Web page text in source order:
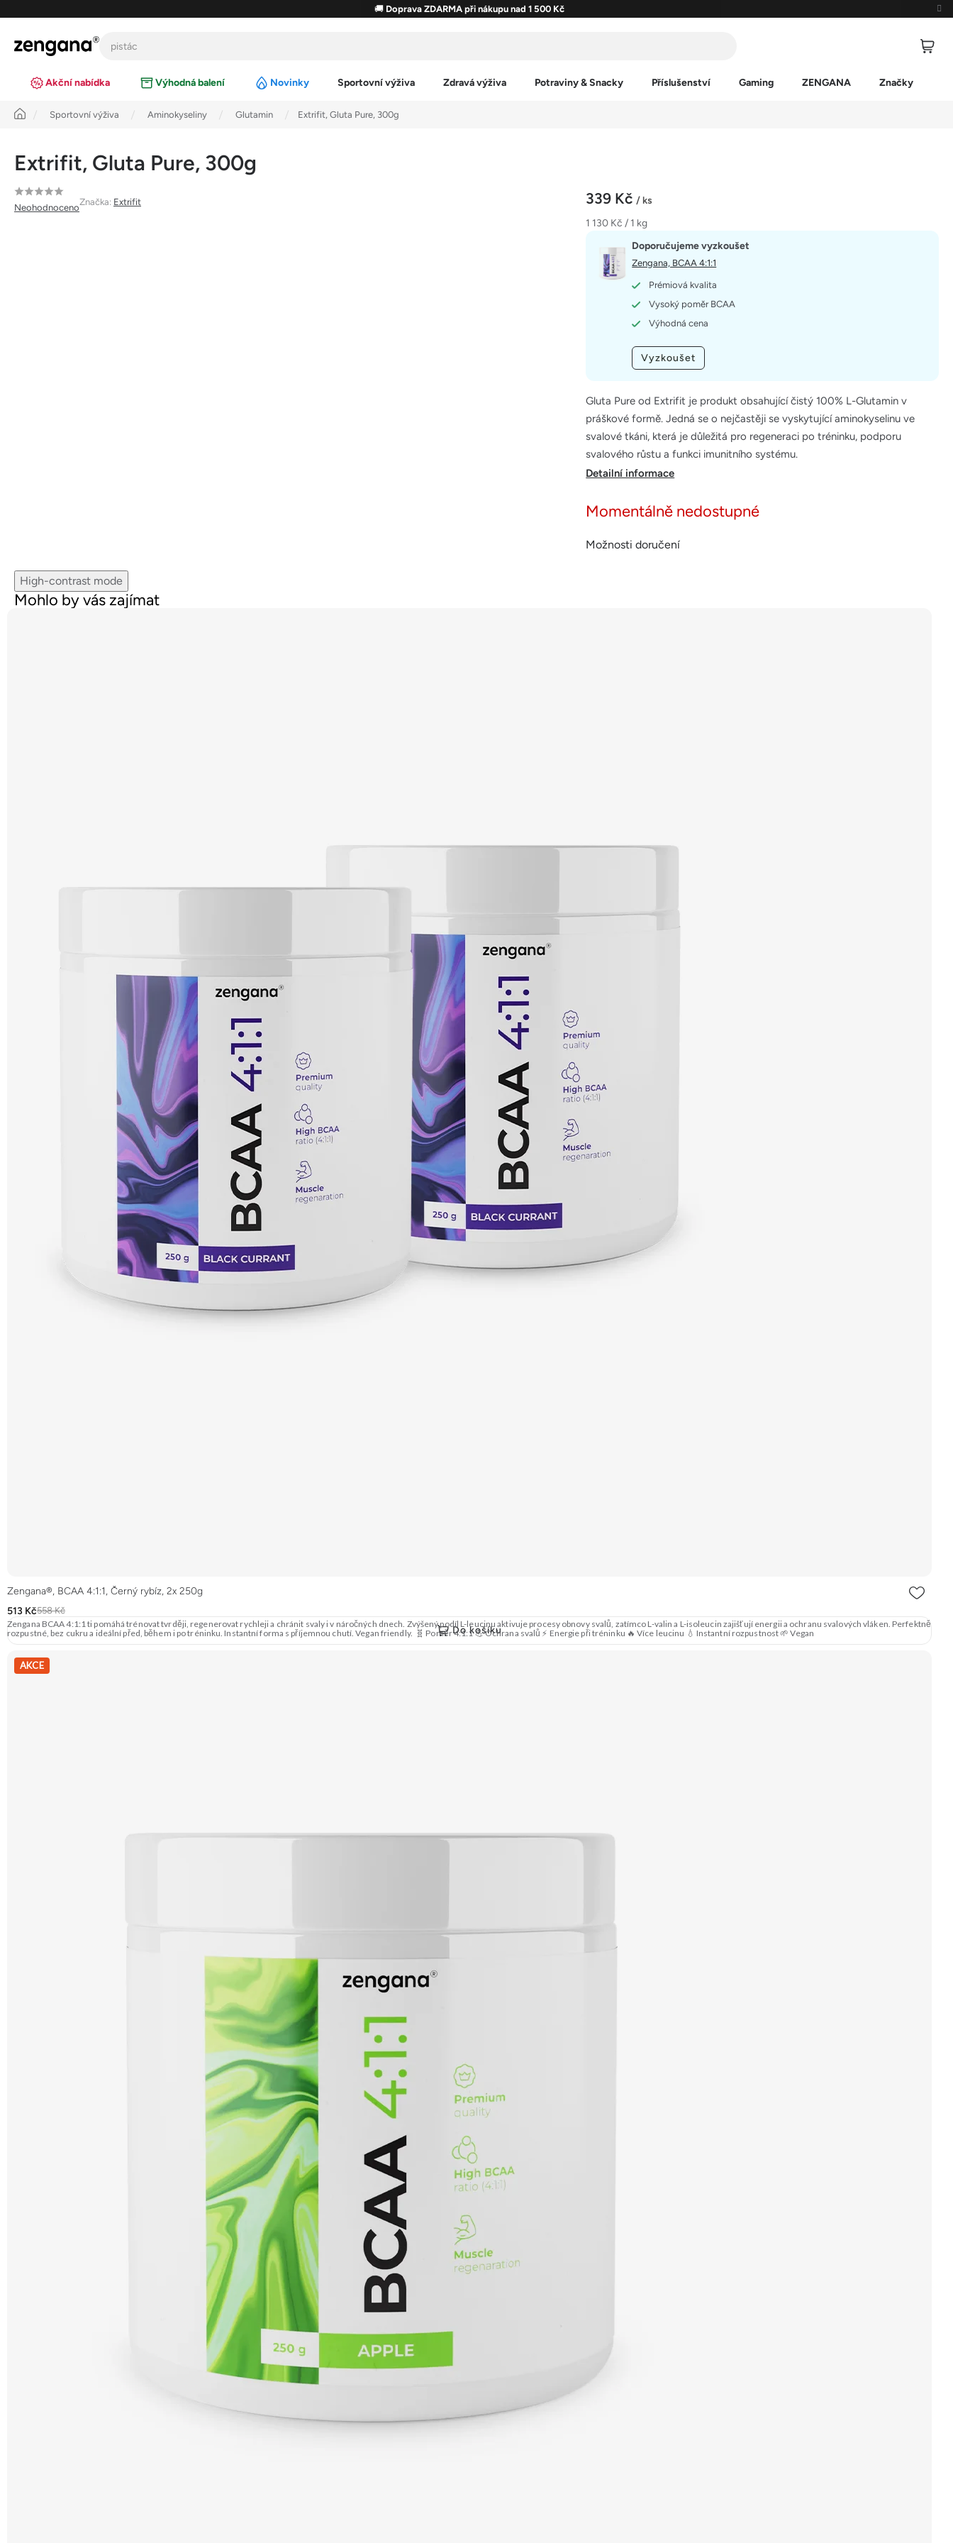
obsah
🚚 Doprava ZDARMA při nákupu nad 1 500 Kč
Akční nabídka Výhodná balení Novinky Sportovní výživa Zdravá výživa Potraviny & Snacky Příslušenství Gaming ZENGANA Značky
Úvod Sportovní výživa Aminokyseliny Glutamin Extrifit, Gluta Pure, 300g
Extrifit, Gluta Pure, 300g
Průměrné
hodnocení
Neohodnoceno
Značka: Extrifit 339 Kč/ ks
Měrná
1 130 Kč / 1 kg
Momentálně nedostupné
Možnosti doručení
Gluta Pure od Extrifit je produkt obsahující čistý 100% L-Glutamin v
práškové formě. Jedná se o nejčastěji se vyskytující aminokyselinu ve
svalové tkáni, která je důležitá pro regeneraci po tréninku, podporu
svalového růstu a funkci imunitního systému.
Doporučujeme vyzkoušet
Zengana, BCAA 4:1:1
Prémiová kvalita
Vysoký poměr BCAA
Výhodná cena
Vyzkoušet
Detailní informace
High-contrast mode
Mohlo by vás zajímat
Zengana®, BCAA 4:1:1, Černý rybíz, 2x 250g
513 Kč558 Kč
Do košíku
Zengana BCAA 4:1:1 ti pomáhá trénovat tvrději, regenerovat rychleji a chránit svaly i v náročných dnech. Zvýšený podíl L-leucinu aktivuje procesy obnovy svalů, zatímco L-valin a L-isoleucin zajišťují energii a ochranu svalových vláken. Perfektně
rozpustné, bez cukru a ideální před, během i po tréninku. Instantní forma s příjemnou chutí. Vegan friendly. 🧬 Poměr 4:1:1 💪 Ochrana svalů ⚡ Energie při tréninku 🔥 Více leucinu 💧 Instantní rozpustnost 🌱 Vegan
AKCE